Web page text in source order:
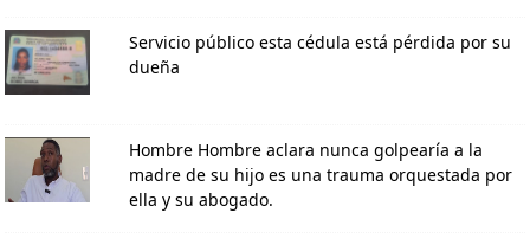
Servicio público esta cédula está pérdida por su
dueña
Hombre Hombre aclara nunca golpearía a la
madre de su hijo es una trauma orquestada por
ella y su abogado.